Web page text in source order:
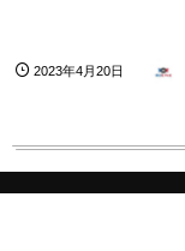
2023年4月20日